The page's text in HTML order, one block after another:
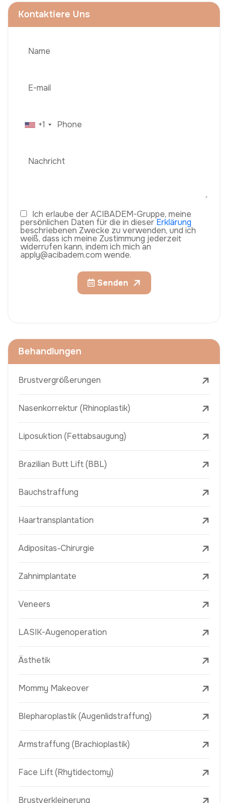
Kontaktiere Uns
+1
Ich erlaube der ACIBADEM-Gruppe, meine
persönlichen Daten für die in dieser Erklärung
beschriebenen Zwecke zu verwenden, und ich
weiß, dass ich meine Zustimmung jederzeit
widerrufen kann, indem ich mich an
apply@acibadem.com wende.
Senden
Behandlungen
Brustvergrößerungen
Nasenkorrektur (Rhinoplastik)
Liposuktion (Fettabsaugung)
Brazilian Butt Lift (BBL)
Bauchstraffung
Haartransplantation
Adipositas-Chirurgie
Zahnimplantate
Veneers
LASIK-Augenoperation
Ästhetik
Mommy Makeover
Blepharoplastik (Augenlidstraffung)
Armstraffung (Brachioplastik)
Face Lift (Rhytidectomy)
Brustverkleinerung